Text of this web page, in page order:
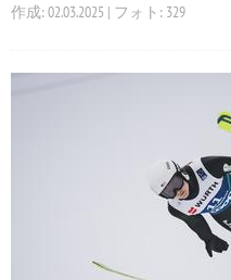
作成: 02.03.2025 | フォト: 329